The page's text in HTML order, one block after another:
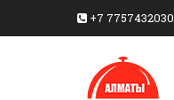
+7 7757432030